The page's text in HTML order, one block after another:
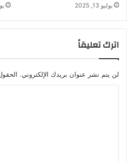
يوليو 13, 2025
اترك تعليقاً
لن يتم نشر عنوان بريدك الإلكتروني.